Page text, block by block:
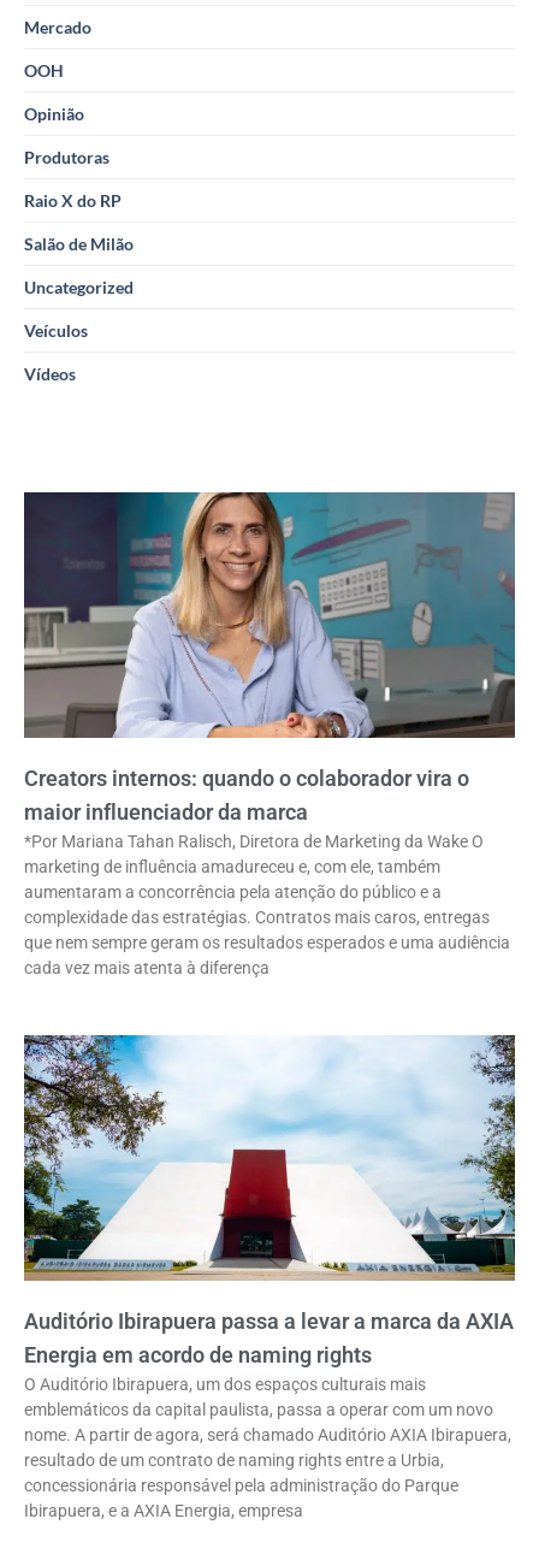
Mercado
OOH
Opinião
Produtoras
Raio X do RP
Salão de Milão
Uncategorized
Veículos
Vídeos
Creators internos: quando o colaborador vira o
maior influenciador da marca
*Por Mariana Tahan Ralisch, Diretora de Marketing da Wake O
marketing de influência amadureceu e, com ele, também
aumentaram a concorrência pela atenção do público e a
complexidade das estratégias. Contratos mais caros, entregas
que nem sempre geram os resultados esperados e uma audiência
cada vez mais atenta à diferença
Auditório Ibirapuera passa a levar a marca da AXIA
Energia em acordo de naming rights
O Auditório Ibirapuera, um dos espaços culturais mais
emblemáticos da capital paulista, passa a operar com um novo
nome. A partir de agora, será chamado Auditório AXIA Ibirapuera,
resultado de um contrato de naming rights entre a Urbia,
concessionária responsável pela administração do Parque
Ibirapuera, e a AXIA Energia, empresa